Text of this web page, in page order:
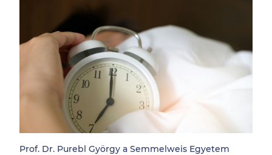
Prof. Dr. Purebl György a Semmelweis Egyetem